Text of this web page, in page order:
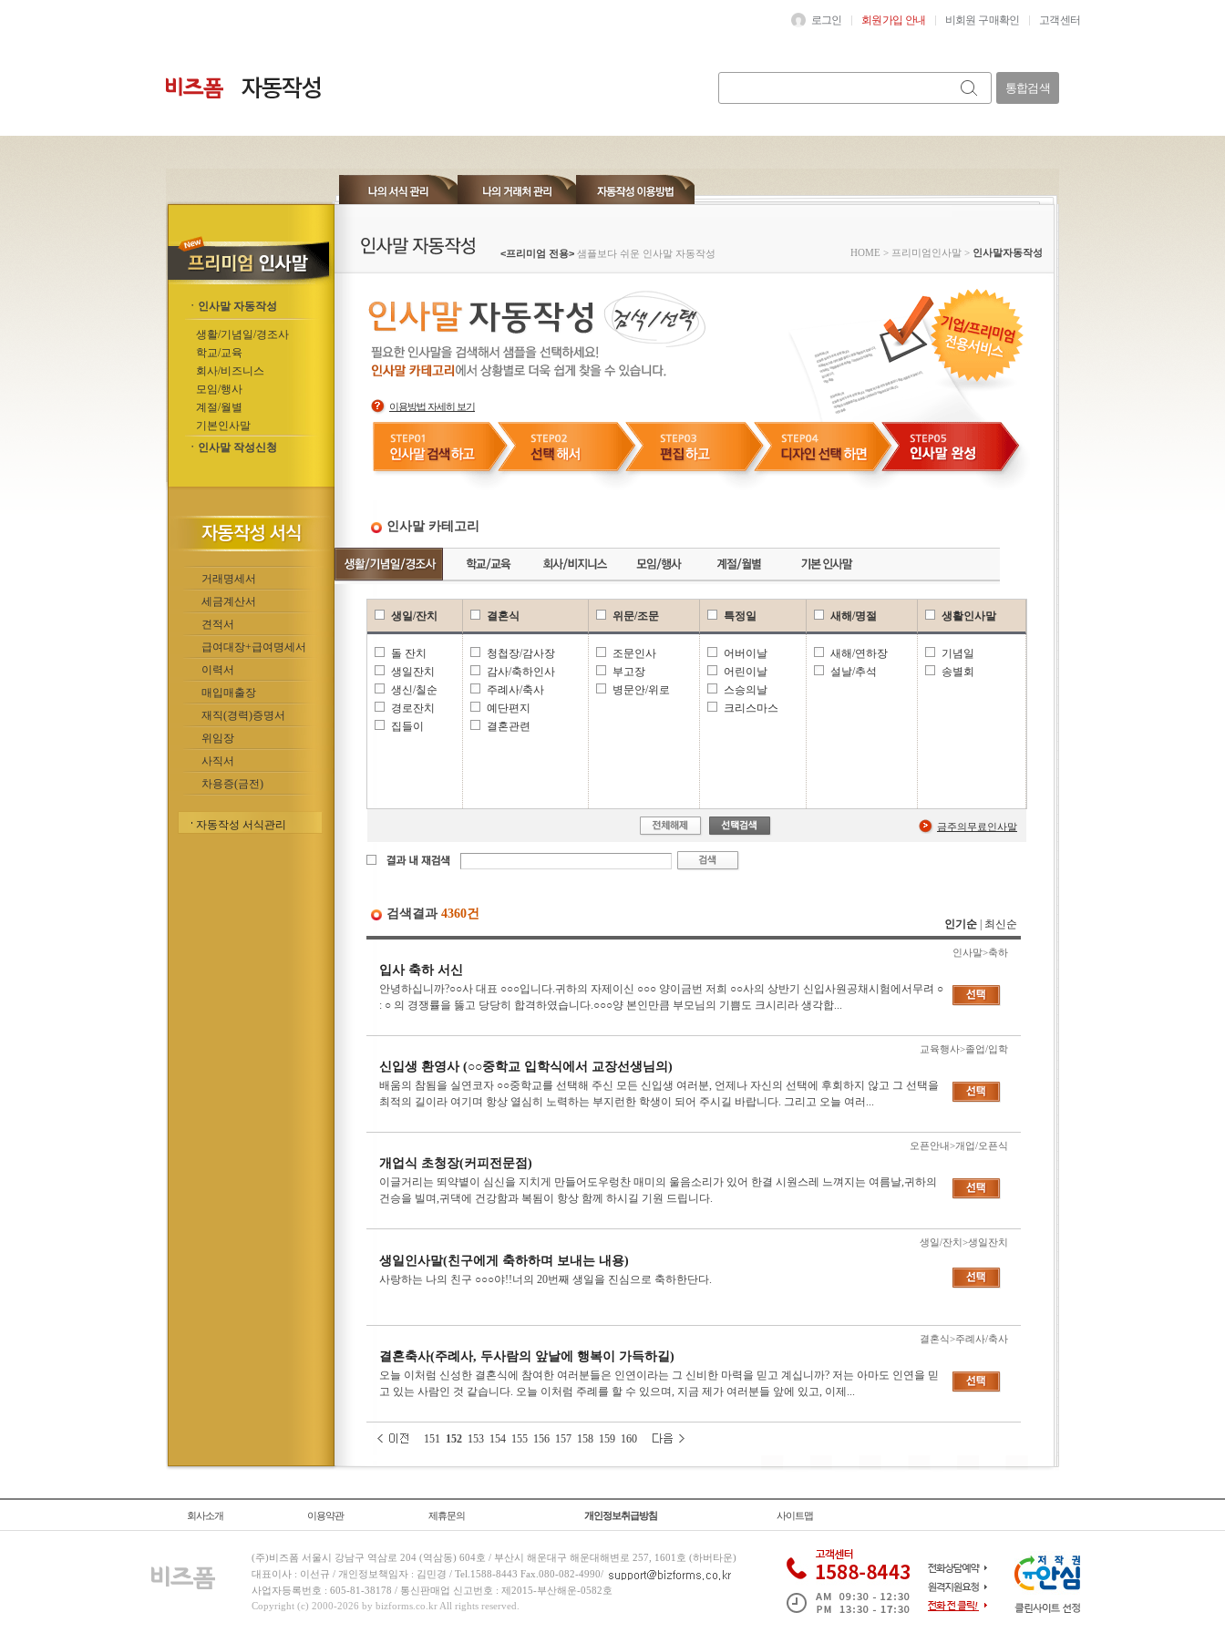
로그인 회원가입 안내 비회원 구매확인 고객센터
통합검색
ㆍ인사말 자동작성
생활/기념일/경조사
학교/교육
회사/비즈니스
모임/행사
계절/월별
기본인사말
ㆍ인사말 작성신청
거래명세서
세금계산서
견적서
급여대장+급여명세서
이력서
매입매출장
재직(경력)증명서
위임장
사직서
차용증(금전)
자동작성 서식관리
<프리미엄 전용> 샘플보다 쉬운 인사말 자동작성 HOME > 프리미엄인사말 > 인사말자동작성
이용방법 자세히 보기
인사말 카테고리
생일/잔치
돌 잔치
생일잔치
생신/칠순
경로잔치
집들이
결혼식
청첩장/감사장
감사/축하인사
주례사/축사
예단편지
결혼관련
위문/조문
조문인사
부고장
병문안/위로
특정일
어버이날
어린이날
스승의날
크리스마스
새해/명절
새해/연하장
설날/추석
생활인사말
기념일
송별회
금주의무료인사말
검색결과 4360건
인기순 최신순
인사말>축하
입사 축하 서신
안녕하십니까?○○사 대표 ○○○입니다.귀하의 자제이신 ○○○ 양이금번 저희 ○○사의 상반기 신입사원공채시험에서무려 ○
: ○ 의 경쟁률을 뚫고 당당히 합격하였습니다.○○○양 본인만큼 부모님의 기쁨도 크시리라 생각합...
교육행사>졸업/입학
신입생 환영사 (○○중학교 입학식에서 교장선생님의)
배움의 참됨을 실연코자 ○○중학교를 선택해 주신 모든 신입생 여러분, 언제나 자신의 선택에 후회하지 않고 그 선택을
최적의 길이라 여기며 항상 열심히 노력하는 부지런한 학생이 되어 주시길 바랍니다. 그리고 오늘 여러...
오픈안내>개업/오픈식
개업식 초청장(커피전문점)
이글거리는 뙤약볕이 심신을 지치게 만들어도우렁찬 매미의 울음소리가 있어 한결 시원스레 느껴지는 여름날,귀하의
건승을 빌며,귀댁에 건강함과 복됨이 항상 함께 하시길 기원 드립니다.
생일/잔치>생일잔치
생일인사말(친구에게 축하하며 보내는 내용)
사랑하는 나의 친구 ○○○야!!너의 20번째 생일을 진심으로 축하한단다.
결혼식>주례사/축사
결혼축사(주례사, 두사람의 앞날에 행복이 가득하길)
오늘 이처럼 신성한 결혼식에 참여한 여러분들은 인연이라는 그 신비한 마력을 믿고 계십니까? 저는 아마도 인연을 믿
고 있는 사람인 것 같습니다. 오늘 이처럼 주례를 할 수 있으며, 지금 제가 여러분들 앞에 있고, 이제...
151 152 153 154 155 156 157 158 159 160
회사소개 이용약관 제휴문의 개인정보취급방침 사이트맵
(주)비즈폼 서울시 강남구 역삼로 204 (역삼동) 604호 / 부산시 해운대구 해운대해변로 257, 1601호 (하버타운)
대표이사 : 이선규 / 개인정보책임자 : 김민경 / Tel.1588-8443 Fax.080-082-4990/
사업자등록번호 : 605-81-38178 / 통신판매업 신고번호 : 제2015-부산해운-0582호
Copyright (c) 2000-2026 by bizforms.co.kr All rights reserved.